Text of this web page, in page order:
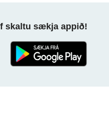
skaltu sækja appið!